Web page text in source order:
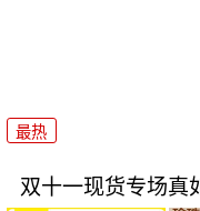
最热
双十一现货专场真